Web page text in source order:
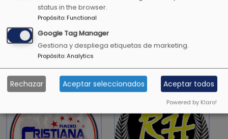
Salmos 34:7
OTRAS EMISORAS CRISTIANAS
status in the browser.
Propósito:Functional
Google Tag Manager
Gestiona y despliega etiquetas de marketing.
Propósito:Analytics
Rechazar Aceptar seleccionados Aceptar todos
Powered by Klaro!